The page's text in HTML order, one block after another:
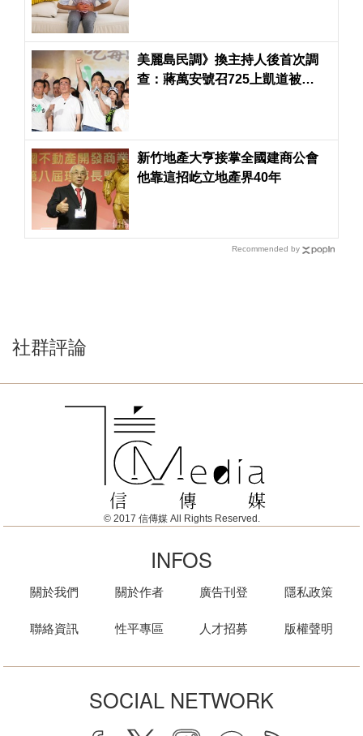
美麗島民調》換主持人後首次調
查：蔣萬安號召725上凱道被
新竹地產大亨接掌全國建商公會
他靠這招屹立地產界40年
Recommended by
社群評論
© 2017 信傳媒 All Rights Reserved.
INFOS
關於我們
聯絡資訊
關於作者
性平專區
廣告刊登
人才招募
隱私政策
版權聲明
SOCIAL NETWORK